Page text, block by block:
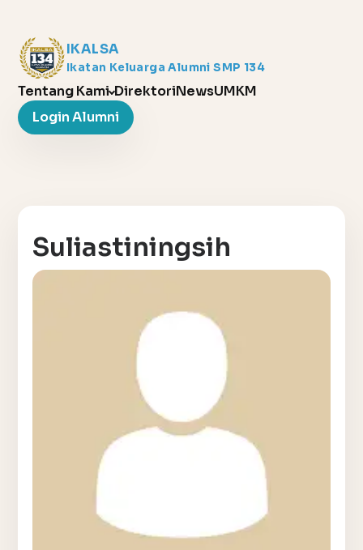
IKALSA
Ikatan Keluarga Alumni SMP 134
Tentang Kami DirektoriNewsUMKM
Login Alumni
Suliastiningsih